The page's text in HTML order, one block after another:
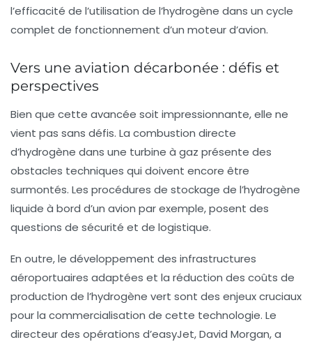
l’efficacité de l’utilisation de l’hydrogène dans un cycle
complet de fonctionnement d’un moteur d’avion.
Vers une aviation décarbonée : défis et
perspectives
Bien que cette avancée soit impressionnante, elle ne
vient pas sans défis. La combustion directe
d’hydrogène dans une turbine à gaz présente des
obstacles techniques qui doivent encore être
surmontés. Les procédures de stockage de l’hydrogène
liquide à bord d’un avion par exemple, posent des
questions de sécurité et de logistique.
En outre, le développement des infrastructures
aéroportuaires adaptées et la réduction des coûts de
production de l’hydrogène vert sont des enjeux cruciaux
pour la commercialisation de cette technologie. Le
directeur des opérations d’easyJet, David Morgan, a